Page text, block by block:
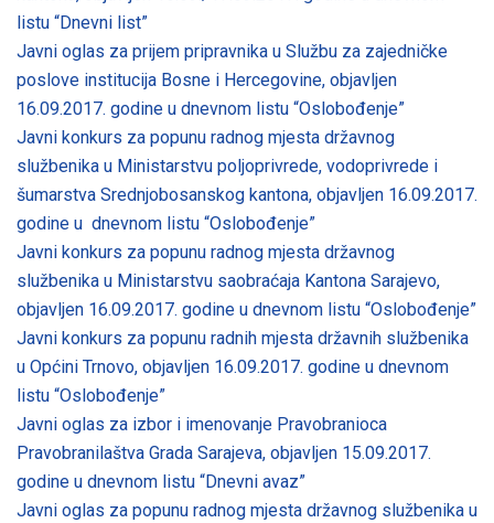
listu “Dnevni list”
Javni oglas za prijem pripravnika u Službu za zajedničke
poslove institucija Bosne i Hercegovine, objavljen
16.09.2017. godine u dnevnom listu “Oslobođenje”
Javni konkurs za popunu radnog mjesta državnog
službenika u Ministarstvu poljoprivrede, vodoprivrede i
šumarstva Srednjobosanskog kantona, objavljen 16.09.2017.
godine u dnevnom listu “Oslobođenje”
Javni konkurs za popunu radnog mjesta državnog
službenika u Ministarstvu saobraćaja Kantona Sarajevo,
objavljen 16.09.2017. godine u dnevnom listu “Oslobođenje”
Javni konkurs za popunu radnih mjesta državnih službenika
u Općini Trnovo, objavljen 16.09.2017. godine u dnevnom
listu “Oslobođenje”
Javni oglas za izbor i imenovanje Pravobranioca
Pravobranilaštva Grada Sarajeva, objavljen 15.09.2017.
godine u dnevnom listu “Dnevni avaz”
Javni oglas za popunu radnog mjesta državnog službenika u